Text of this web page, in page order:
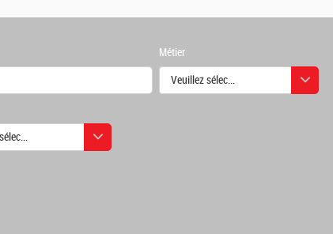
Métier
Veuillez sélectionner une ou des valeurs
une ou des valeurs